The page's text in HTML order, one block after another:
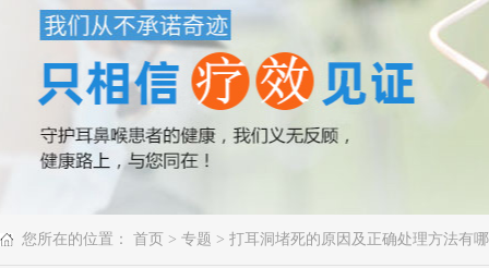
您所在的位置： 首页 > 专题 > 打耳洞堵死的原因及正确处理方法有